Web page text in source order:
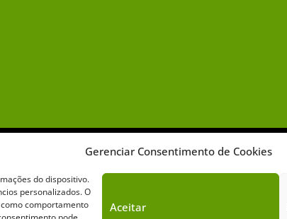
Gerenciar Consentimento de Cookies
do dispositivo.
personalizados. O
comportamento
Aceitar
Sobre o Cavalus